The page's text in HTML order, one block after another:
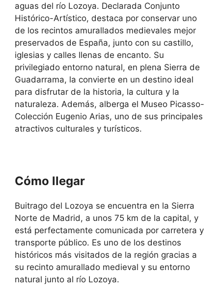
aguas del río Lozoya. Declarada Conjunto
Histórico-Artístico, destaca por conservar uno
de los recintos amurallados medievales mejor
preservados de España, junto con su castillo,
iglesias y calles llenas de encanto. Su
privilegiado entorno natural, en plena Sierra de
Guadarrama, la convierte en un destino ideal
para disfrutar de la historia, la cultura y la
naturaleza. Además, alberga el Museo Picasso-
Colección Eugenio Arias, uno de sus principales
atractivos culturales y turísticos.
Cómo llegar
Buitrago del Lozoya se encuentra en la Sierra
Norte de Madrid, a unos 75 km de la capital, y
está perfectamente comunicada por carretera y
transporte público. Es uno de los destinos
históricos más visitados de la región gracias a
su recinto amurallado medieval y su entorno
natural junto al río Lozoya.